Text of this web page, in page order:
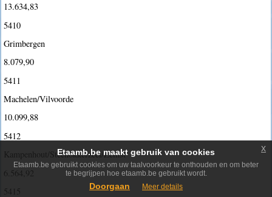
13.634,83
5410
Grimbergen
8.079,90
5411
Machelen/Vilvoorde
10.099,88
5412
Kampenhout/Steenokkerzeel/Zemst
6.564,92
5415
Etaamb.be maakt gebruik van cookies
Etaamb.be gebruikt cookies om uw taalvoorkeur te onthouden en om beter
te begrijpen hoe etaamb.be gebruikt wordt.
Doorgaan Meer details
x